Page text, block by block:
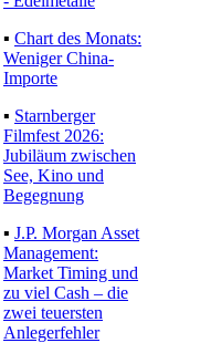
▪ Chart des Monats:
Weniger China-
Importe
▪ Starnberger
Filmfest 2026:
Jubiläum zwischen
See, Kino und
Begegnung
▪ J.P. Morgan Asset
Management:
Market Timing und
zu viel Cash – die
zwei teuersten
Anlegerfehler